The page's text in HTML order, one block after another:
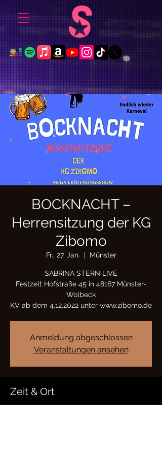
BOCKNACHT –
Herrensitzung der KG
Zibomo
Fr., 27. Jan.
  |
Münster
SABRINA STERN LIVE
Festzelt Hofstraße 45 in 48167 Münster-
Wolbeck
KV ab dem 4.12.2022 unter www.zibomo.de
Anmeldung abgeschlossen
Veranstaltungen ansehen
Zeit & Ort